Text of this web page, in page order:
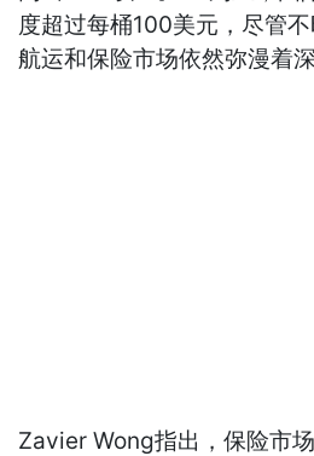
度超过每桶100美元，尽管
航运和保险市场依然弥漫着
Zavier Wong指出，保险市